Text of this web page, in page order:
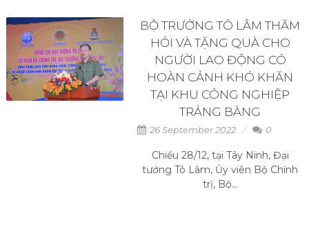
BỘ TRƯỞNG TÔ LÂM THĂM
HỎI VÀ TẶNG QUÀ CHO
NGƯỜI LAO ĐỘNG CÓ
HOÀN CẢNH KHÓ KHĂN
TẠI KHU CÔNG NGHIỆP
TRẢNG BÀNG
26 September 2022 0
Chiều 28/12, tại Tây Ninh, Đại
tướng Tô Lâm, Ủy viên Bộ Chính
trị, Bộ...